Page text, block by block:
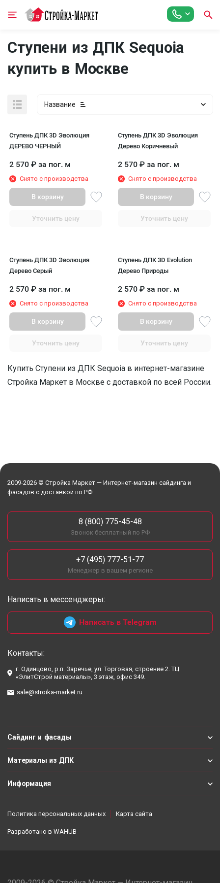
Ступени из ДПК Sequoia
купить в Москве
Название
Ступень ДПК 3D Эволюция
ДЕРЕВО ЧЕРНЫЙ
2 570 ₽ за пог. м
Снято с производства
В корзину
Уточнить цену
Ступень ДПК 3D Эволюция
Дерево Коричневый
2 570 ₽ за пог. м
Снято с производства
В корзину
Уточнить цену
Ступень ДПК 3D Эволюция
Дерево Серый
2 570 ₽ за пог. м
Снято с производства
В корзину
Уточнить цену
Ступень ДПК 3D Evolution
Дерево Природы
2 570 ₽ за пог. м
Снято с производства
В корзину
Уточнить цену
Купить Ступени из ДПК Sequoia в интернет-магазине
Стройка Маркет в Москве с доставкой по всей России.
2009-2026 © Стройка Маркет — Интернет-магазин сайдинга и
фасадов с доставкой по РФ
8 (800) 775-45-48
Звонок бесплатный по РФ
+7 (495) 777-51-77
Менеджер в вашем регионе
Написать в мессенджеры:
Написать в Telegram
Контакты:
г. Одинцово, р.п. Заречье, ул. Торговая, строение 2. ТЦ
«ЭлитСтрой материалы», 3 этаж, офис 349.
sale@stroika-market.ru
Сайдинг и фасады
Материалы из ДПК
Информация
Политика персональных данных Карта сайта
Разработано в WAHUB